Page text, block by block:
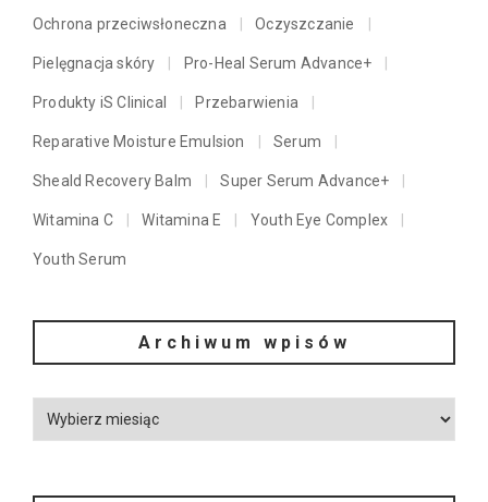
Ochrona przeciwsłoneczna Oczyszczanie
Pielęgnacja skóry Pro-Heal Serum Advance+
Produkty iS Clinical Przebarwienia
Reparative Moisture Emulsion Serum
Sheald Recovery Balm Super Serum Advance+
Witamina C Witamina E Youth Eye Complex
Youth Serum
Archiwum wpisów